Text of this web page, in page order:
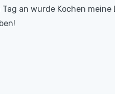
an wurde Kochen